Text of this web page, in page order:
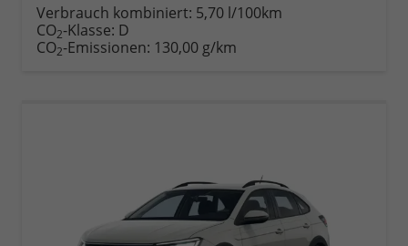
anfordern
Datei,
Verbrauch kombiniert: 5,70 l/100km
CO2-Klasse: D
CO2-Emissionen: 130,00 g/km